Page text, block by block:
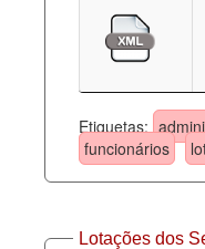
Etiquetas:
funcionários
Lotações dos